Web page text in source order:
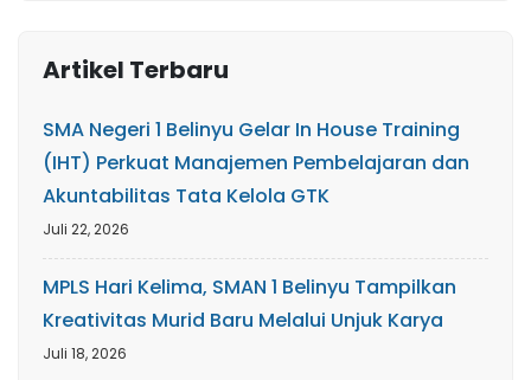
Artikel Terbaru
SMA Negeri 1 Belinyu Gelar In House Training
(IHT) Perkuat Manajemen Pembelajaran dan
Akuntabilitas Tata Kelola GTK
Juli 22, 2026
MPLS Hari Kelima, SMAN 1 Belinyu Tampilkan
Kreativitas Murid Baru Melalui Unjuk Karya
Juli 18, 2026